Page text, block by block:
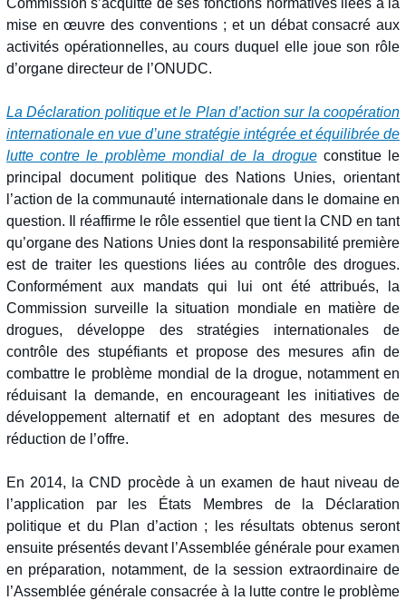
Commission s’acquitte de ses fonctions normatives liées à la
mise en œuvre des conventions ; et un débat consacré aux
activités opérationnelles, au cours duquel elle joue son rôle
d’organe directeur de l’ONUDC.
La Déclaration politique et le Plan d’action sur la coopération
internationale en vue d’une stratégie intégrée et équilibrée de
lutte contre le problème mondial de la drogueconstitue le
principal document politique des Nations Unies, orientant
l’action de la communauté internationale dans le domaine en
question. Il réaffirme le rôle essentiel que tient la CND en tant
qu’organe des Nations Unies dont la responsabilité première
est de traiter les questions liées au contrôle des drogues.
Conformément aux mandats qui lui ont été attribués, la
Commission surveille la situation mondiale en matière de
drogues, développe des stratégies internationales de
contrôle des stupéfiants et propose des mesures afin de
combattre le problème mondial de la drogue, notamment en
réduisant la demande, en encourageant les initiatives de
développement alternatif et en adoptant des mesures de
réduction de l’offre.
En 2014, la CND procède à un examen de haut niveau de
l’application par les États Membres de la Déclaration
politique et du Plan d’action ; les résultats obtenus seront
ensuite présentés devant l’Assemblée générale pour examen
en préparation, notamment, de la session extraordinaire de
l’Assemblée générale consacrée à la lutte contre le problème